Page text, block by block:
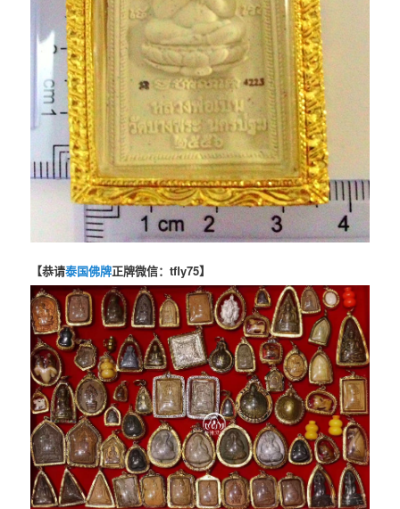
【恭请泰国佛牌正牌微信：tfly75】